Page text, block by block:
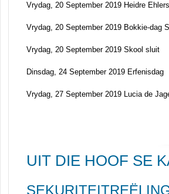
Vrydag, 20 September 2019 Heidre
Vrydag, 20 September 2019 Bokkie-dag
Vrydag, 20 September 2019 Skool sluit
Dinsdag, 24 September 2019 Erfenisdag
Vrydag, 27 September 2019 Lucia de
UIT DIE HOOF SE